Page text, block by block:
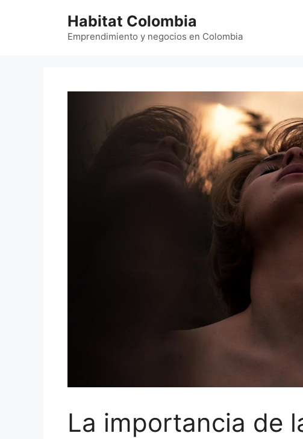
Habitat Colombia
Emprendimiento y negocios en Colombia
La importancia de